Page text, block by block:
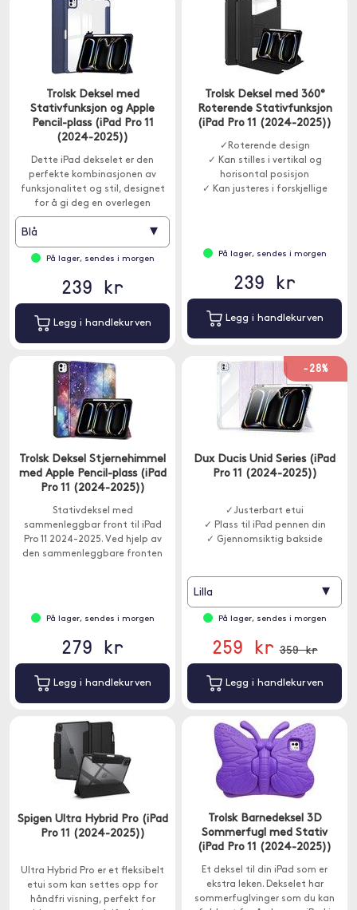
Trolsk Deksel med
Stativfunksjon og Apple
Pencil-plass (iPad Pro 11
(2024-2025))
Dette iPad dekselet er den
perfekte kombinasjonen av
funksjonalitet og stil, designet
for å gi deg en overlegen
brukeropplevelse.
Blå ▾
På lager, sendes i morgen
239 kr
Legg i handlekurven
Trolsk Deksel med 360°
Roterende Stativfunksjon
(iPad Pro 11 (2024-2025))
✓Roterende design
✓ Kan stilles i vertikal og
horisontal posisjon
✓ Kan justeres i forskjellige
På lager, sendes i morgen
239 kr
Legg i handlekurven
Trolsk Deksel Stjernehimmel
med Apple Pencil-plass (iPad
Pro 11 (2024-2025))
Stativdeksel med
sammenleggbar front til iPad
Pro 11 2024-2025. Ved hjelp av
den sammenleggbare fronten
På lager, sendes i morgen
279 kr
Legg i handlekurven
-28%
Dux Ducis Unid Series (iPad
Pro 11 (2024-2025))
✓Justerbart etui
✓ Plass til iPad pennen din
✓ Gjennomsiktig bakside
Lilla ▾
På lager, sendes i morgen
259 kr 359 kr
Legg i handlekurven
Spigen Ultra Hybrid Pro (iPad
Pro 11 (2024-2025))
Ultra Hybrid Pro er et fleksibelt
etui som kan settes opp for
håndfri visning, perfekt for
Trolsk Barnedeksel 3D
Sommerfugl med Stativ
(iPad Pro 11 (2024-2025))
Et deksel til din iPad som er
ekstra leken. Dekselet har
sommerfuglvinger som du kan